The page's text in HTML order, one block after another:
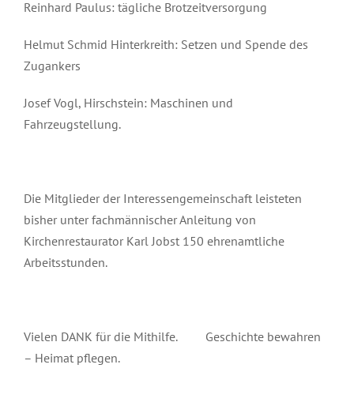
Reinhard Paulus: tägliche Brotzeitversorgung
Helmut Schmid Hinterkreith: Setzen und Spende des
Zugankers
Josef Vogl, Hirschstein: Maschinen und
Fahrzeugstellung.
Die Mitglieder der Interessengemeinschaft leisteten
bisher unter fachmännischer Anleitung von
Kirchenrestaurator Karl Jobst 150 ehrenamtliche
Arbeitsstunden.
Vielen DANK für die Mithilfe. Geschichte bewahren
– Heimat pflegen.